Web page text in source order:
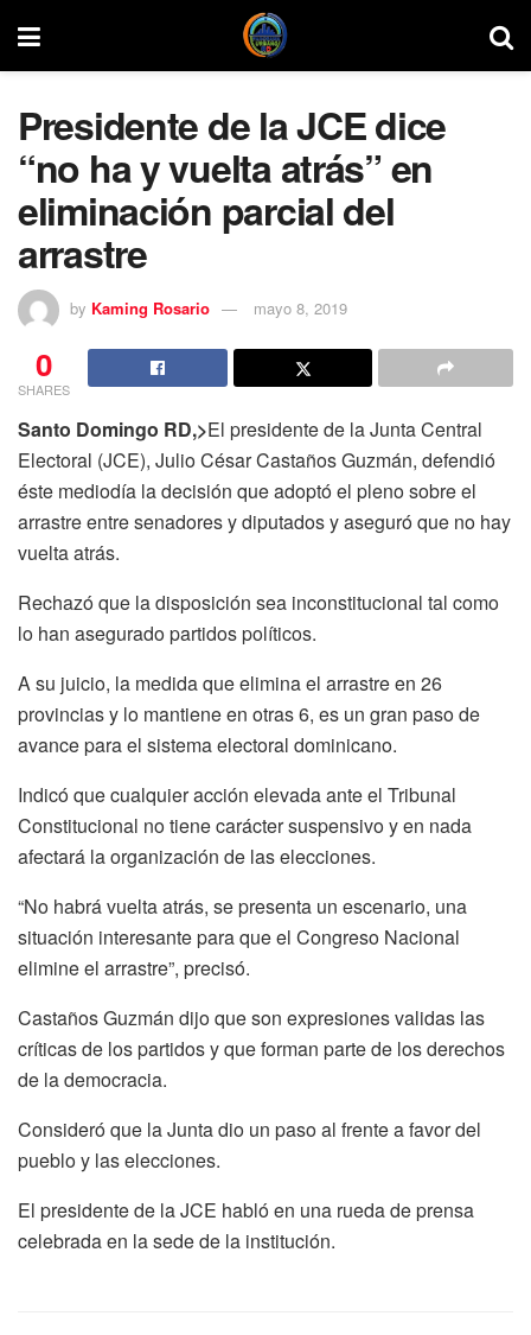
Presidente de la JCE dice
“no ha y vuelta atrás” en
eliminación parcial del
arrastre
by Kaming Rosario mayo 8, 2019
0
SHARES
Santo Domingo RD,>El presidente de la Junta Central
Electoral (JCE), Julio César Castaños Guzmán, defendió
éste mediodía la decisión que adoptó el pleno sobre el
arrastre entre senadores y diputados y aseguró que no hay
vuelta atrás.
Rechazó que la disposición sea inconstitucional tal como
lo han asegurado partidos políticos.
A su juicio, la medida que elimina el arrastre en 26
provincias y lo mantiene en otras 6, es un gran paso de
avance para el sistema electoral dominicano.
Indicó que cualquier acción elevada ante el Tribunal
Constitucional no tiene carácter suspensivo y en nada
afectará la organización de las elecciones.
“No habrá vuelta atrás, se presenta un escenario, una
situación interesante para que el Congreso Nacional
elimine el arrastre”, precisó.
Castaños Guzmán dijo que son expresiones validas las
críticas de los partidos y que forman parte de los derechos
de la democracia.
Consideró que la Junta dio un paso al frente a favor del
pueblo y las elecciones.
El presidente de la JCE habló en una rueda de prensa
celebrada en la sede de la institución.